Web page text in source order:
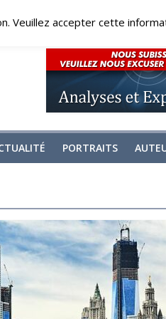
PORTRAITS
Veuillez accepter cette